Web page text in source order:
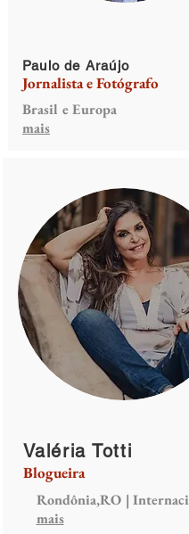
Paulo de Araújo
Jornalista e Fotógrafo
Brasil e Europa
mais
Valéria Totti
Blogueira
Rondônia,RO |
mais